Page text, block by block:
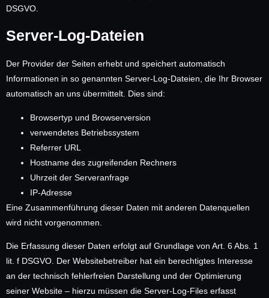
DSGVO.
Server-Log-Dateien
Der Provider der Seiten erhebt und speichert automatisch
Informationen in so genannten Server-Log-Dateien, die Ihr Browser
automatisch an uns übermittelt. Dies sind:
Browsertyp und Browserversion
verwendetes Betriebssystem
Referrer URL
Hostname des zugreifenden Rechners
Uhrzeit der Serveranfrage
IP-Adresse
Eine Zusammenführung dieser Daten mit anderen Datenquellen
wird nicht vorgenommen.
Die Erfassung dieser Daten erfolgt auf Grundlage von Art. 6 Abs. 1
lit. f DSGVO. Der Websitebetreiber hat ein berechtigtes Interesse
an der technisch fehlerfreien Darstellung und der Optimierung
seiner Website – hierzu müssen die Server-Log-Files erfasst